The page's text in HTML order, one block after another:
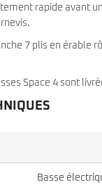
rapide avant
7 plis en érable
Space 4 sont
Basse